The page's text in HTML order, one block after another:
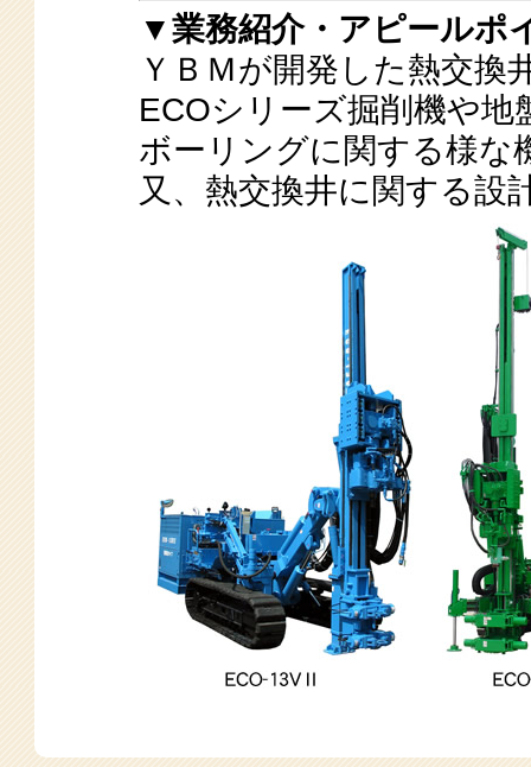
▼業務紹介・アピールポ
ＹＢＭが開発した熱交換
ECOシリーズ掘削機や地
ボーリングに関する様な
又、熱交換井に関する設